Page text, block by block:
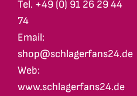
Tel. +49 (0) 91 26 29 44
74
Email:
shop@schlagerfans24.de
Web:
www.schlagerfans24.de